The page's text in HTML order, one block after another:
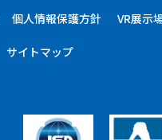
個人情報保護方針 VR展示
サイトマップ